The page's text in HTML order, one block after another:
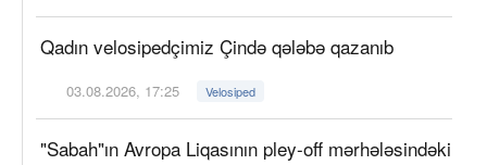
Qadın velosipedçimiz Çində qələbə qazanıb
03.08.2026, 17:25 Velosiped
"Sabah"ın Avropa Liqasının pley-off mərhələsindəki